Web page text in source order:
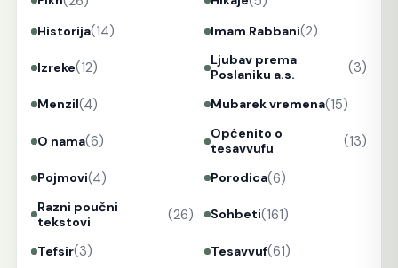
Historija(14) Imam Rabbani(2)
Izreke(12)
Ljubav prema
Poslaniku a.s.
(3)
Menzil(4) Mubarek vremena(15)
O nama(6)
Općenito o
tesavvufu
(13)
Pojmovi(4) Porodica(6)
Razni poučni
tekstovi
(26) Sohbeti(161)
Tefsir(3) Tesavvuf(61)